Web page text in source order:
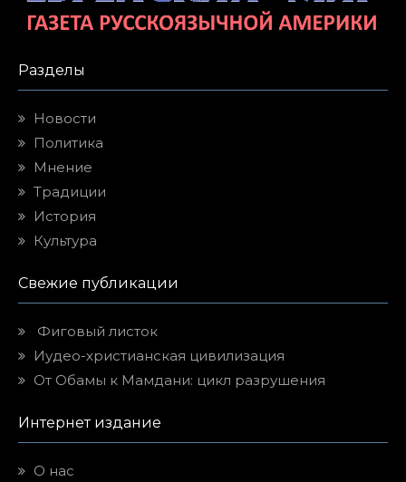
Разделы
Новости
Политика
Мнение
Традиции
История
Культура
Свежие публикации
Фиговый листок
Иудео-христианская цивилизация
От Обамы к Мамдани: цикл разрушения
Интернет издание
О нас